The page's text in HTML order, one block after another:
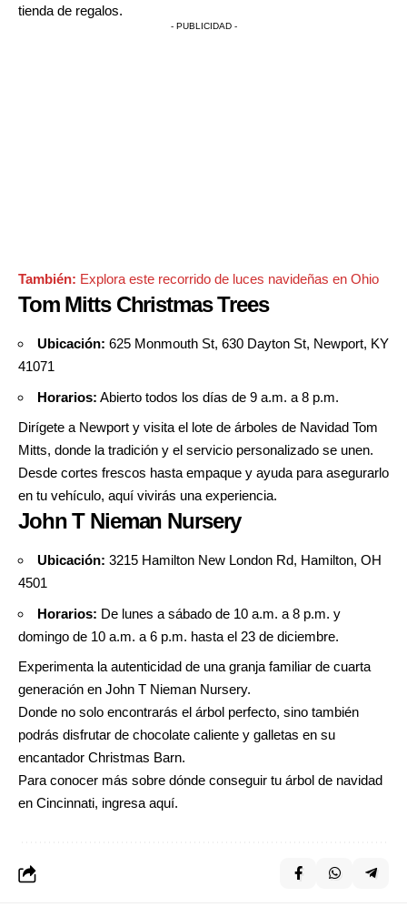
tienda de regalos.
- PUBLICIDAD -
También: Explora este recorrido de luces navideñas en Ohio
Tom Mitts Christmas Trees
Ubicación: 625 Monmouth St, 630 Dayton St, Newport, KY
41071
Horarios: Abierto todos los días de 9 a.m. a 8 p.m.
Dirígete a Newport y visita el lote de árboles de Navidad Tom
Mitts, donde la tradición y el servicio personalizado se unen.
Desde cortes frescos hasta empaque y ayuda para asegurarlo
en tu vehículo, aquí vivirás una experiencia.
John T Nieman Nursery
Ubicación: 3215 Hamilton New London Rd, Hamilton, OH
4501
Horarios: De lunes a sábado de 10 a.m. a 8 p.m. y
domingo de 10 a.m. a 6 p.m. hasta el 23 de diciembre.
Experimenta la autenticidad de una granja familiar de cuarta
generación en John T Nieman Nursery.
Donde no solo encontrarás el árbol perfecto, sino también
podrás disfrutar de chocolate caliente y galletas en su
encantador Christmas Barn.
Para conocer más sobre dónde conseguir tu árbol de navidad
en Cincinnati, ingresaaquí.